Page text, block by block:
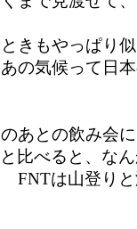
きもやっぱり
の気候って日
あとの飲み会
比べると、な
FNTは山登り